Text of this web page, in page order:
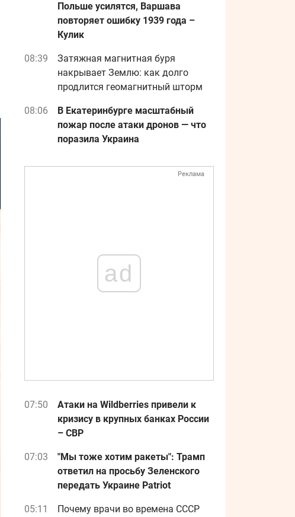
Польше усилятся, Варшава
повторяет ошибку 1939 года –
Кулик
08:39
Затяжная магнитная буря
накрывает Землю: как долго
продлится геомагнитный шторм
08:06
В Екатеринбурге масштабный
пожар после атаки дронов — что
поразила Украина
Реклама
ad
07:50
Атаки на Wildberries привели к
кризису в крупных банках России
– СВР
07:03
"Мы тоже хотим ракеты": Трамп
ответил на просьбу Зеленского
передать Украине Patriot
05:11 Почему врачи во времена СССР